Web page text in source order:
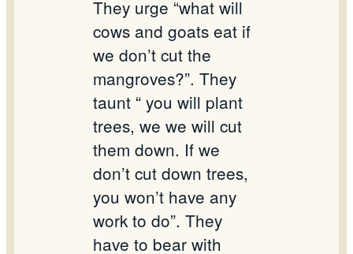
They urge “what will
cows and goats eat if
we don’t cut the
mangroves?”. They
taunt “ you will plant
trees, we we will cut
them down. If we
don’t cut down trees,
you won’t have any
work to do”. They
have to bear with